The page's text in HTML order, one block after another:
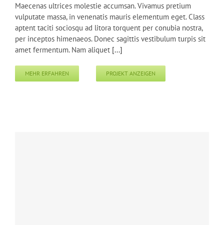
Maecenas ultrices molestie accumsan. Vivamus pretium
vulputate massa, in venenatis mauris elementum eget. Class
aptent taciti sociosqu ad litora torquent per conubia nostra,
per inceptos himenaeos. Donec sagittis vestibulum turpis sit
amet fermentum. Nam aliquet [...]
MEHR ERFAHREN PROJEKT ANZEIGEN